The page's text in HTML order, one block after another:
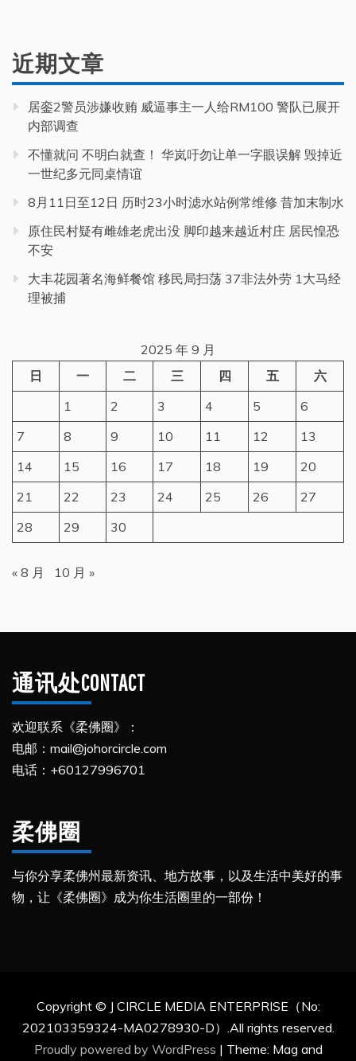
近期文章
居銮2警员涉嫌收贿 威逼事主一人给RM100 警队已展开
内部调查
不懂就问 不明白就查！ 华岚吁勿让单一字眼误解 毁掉近
一世纪多元同桌情谊
8月11日至12日 历时23小时滤水站例常维修 昔加末制水
原住民村疑有雌雄老虎出没 脚印越来越近村庄 居民惶恐
不安
大丰花园著名海鲜餐馆 移民局扫荡 37非法外劳 1大马经
理被捕
2025 年 9 月
日
一 二 三 四 五
六
1
2 3 4 5
6
7
8 9 10 11 12
13
14
15 16 17 18 19
20
21
22 23 24 25 26
27
28
29 30
« 8 月 10 月 »
通讯处CONTACT
欢迎联系《柔佛圈》：
电邮：mail@johorcircle.com
电话：+60127996701
柔佛圈
与你分享柔佛州最新资讯、地方故事，以及生活中美好的事
物，让《柔佛圈》成为你生活圈里的一部份！
Copyright © J CIRCLE MEDIA ENTERPRISE（No:
202103359324-MA0278930-D）.All rights reserved.
Proudly powered by WordPress | Theme: Mag and